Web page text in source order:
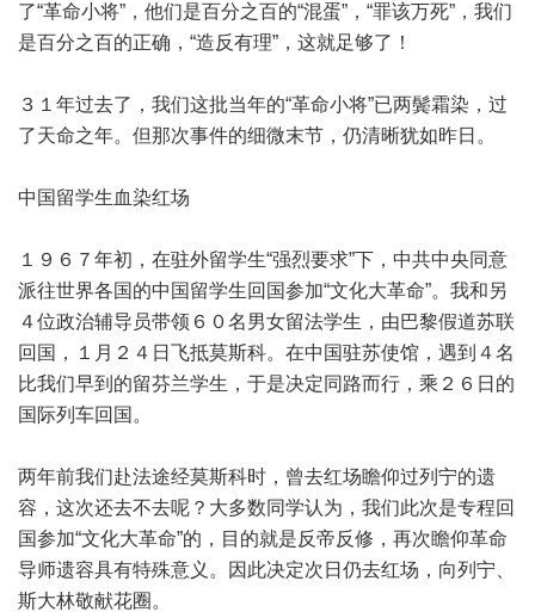
了“革命小将”，他们是百分之百的“混蛋”，“罪该万死”，我们
是百分之百的正确，“造反有理”，这就足够了！
３１年过去了，我们这批当年的“革命小将”已两鬓霜染，过
了天命之年。但那次事件的细微末节，仍清晰犹如昨日。
中国留学生血染红场
１９６７年初，在驻外留学生“强烈要求”下，中共中央同意
派往世界各国的中国留学生回国参加“文化大革命”。我和另
４位政治辅导员带领６０名男女留法学生，由巴黎假道苏联
回国，１月２４日飞抵莫斯科。在中国驻苏使馆，遇到４名
比我们早到的留芬兰学生，于是决定同路而行，乘２６日的
国际列车回国。
两年前我们赴法途经莫斯科时，曾去红场瞻仰过列宁的遗
容，这次还去不去呢？大多数同学认为，我们此次是专程回
国参加“文化大革命”的，目的就是反帝反修，再次瞻仰革命
导师遗容具有特殊意义。因此决定次日仍去红场，向列宁、
斯大林敬献花圈。